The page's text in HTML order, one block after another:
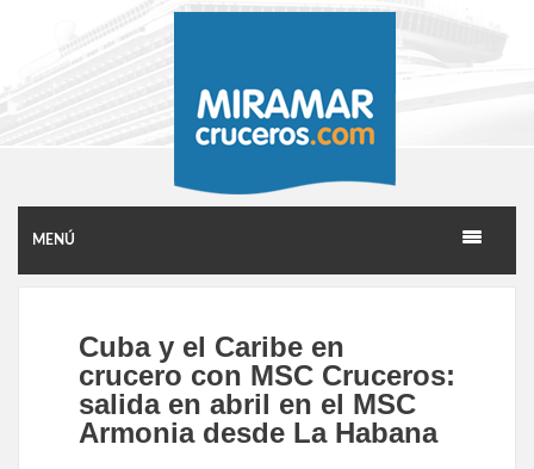
MENÚ
Cuba y el Caribe en
crucero con MSC Cruceros:
salida en abril en el MSC
Armonia desde La Habana